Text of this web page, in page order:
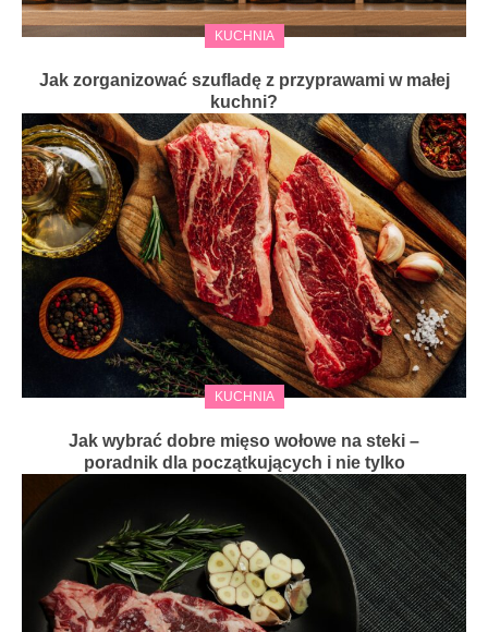
KUCHNIA
Jak zorganizować szufladę z przyprawami w małej
kuchni?
KUCHNIA
Jak wybrać dobre mięso wołowe na steki –
poradnik dla początkujących i nie tylko